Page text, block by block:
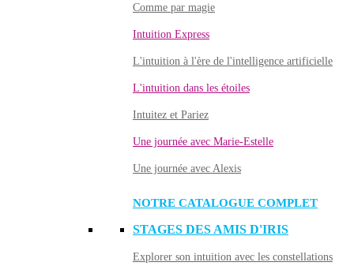
Comme par magie
Intuition Express
L'intuition à l'ère de l'intelligence artificielle
L'intuition dans les étoiles
Intuitez et Pariez
Une journée avec Marie-Estelle
Une journée avec Alexis
NOTRE CATALOGUE COMPLET
STAGES DES AMIS D'IRIS
Explorer son intuition avec les constellations